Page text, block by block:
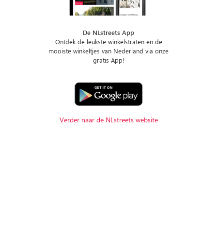
De NLstreets App
Ontdek de leukste winkelstraten en de
mooiste winkeltjes van Nederland via onze
gratis App!
Verder naar de NLstreets website